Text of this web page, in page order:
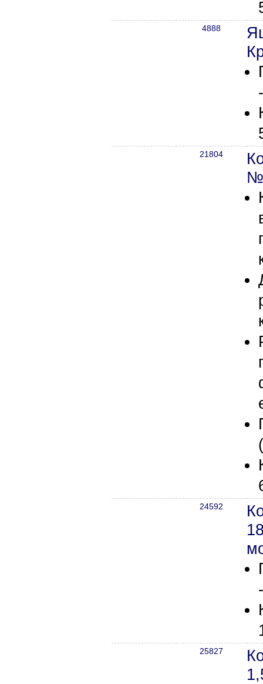
4888
21804
24592
25827